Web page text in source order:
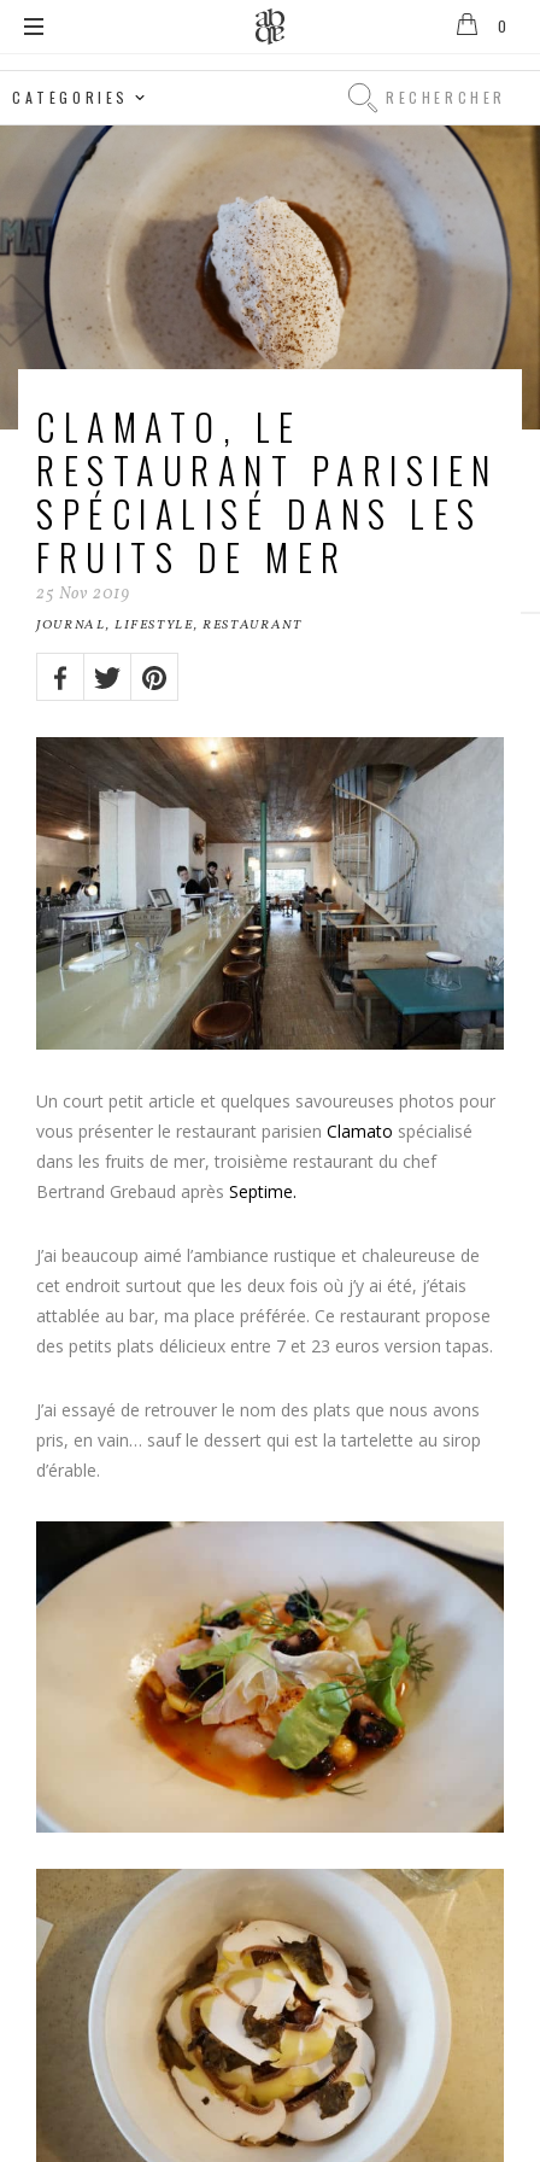
D'Anthenay
0
Rechercher
Rechercher
CLAMATO, LE
RESTAURANT PARISIEN
SPÉCIALISÉ DANS LES
FRUITS DE MER
25 Nov 2019
JOURNAL, LIFESTYLE,RESTAURANT
Share
on:Facebook
TwitterPinterest
Un court petit article et quelques savoureuses photos pour
vous présenter le restaurant parisien Clamato spécialisé
dans les fruits de mer, troisième restaurant du chef
Bertrand Grebaud après Septime.
J’ai beaucoup aimé l’ambiance rustique et chaleureuse de
cet endroit surtout que les deux fois où j’y ai été, j’étais
attablée au bar, ma place préférée. Ce restaurant propose
des petits plats délicieux entre 7 et 23 euros version tapas.
J’ai essayé de retrouver le nom des plats que nous avons
pris, en vain… sauf le dessert qui est la tartelette au sirop
d’érable.